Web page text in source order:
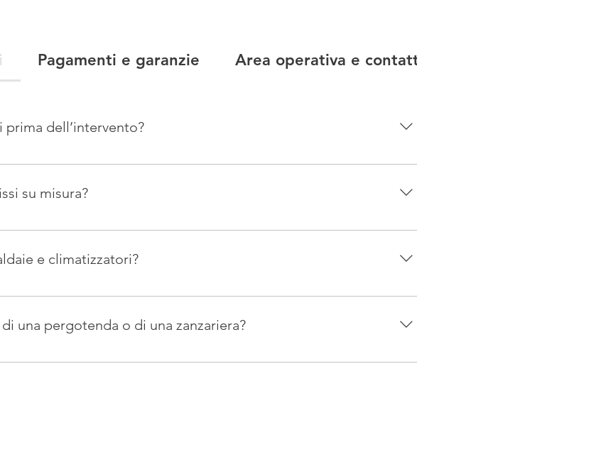
Pagamenti e garanzie Area operativa e contatti
dell’intervento?
gratuito per valutare la soluzione più adatta alle tue esigenze. È il primo
su misura?
– tende da sole, zanzariere, infissi, porte – vengono installati su misura, in
e climatizzatori?
e affidabilità come Riello e Sime. Se hai già un modello o brand preferito,
una pergotenda o di una zanzariera?
dimensioni, ma solitamente una pergotenda richiede 1–2 giornate, mentre una